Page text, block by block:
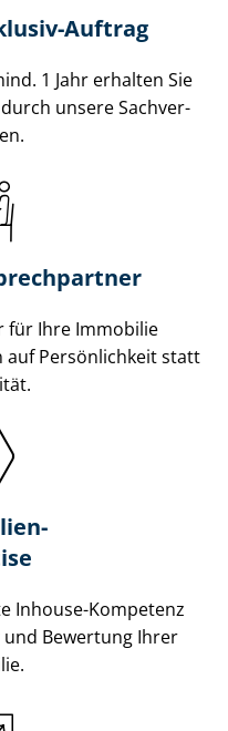
Auftrag
1 Jahr erhalten Sie
unsere Sach­ver­
für Ihre Immobilie
Persönlichkeit statt
Inhouse-Kompetenz
Bewertung Ihrer